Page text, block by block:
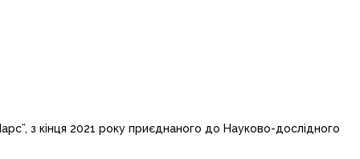
з кінця 2021 року приєднаного до Науково-дослідного